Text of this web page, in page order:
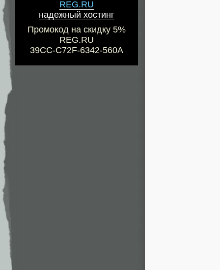
REG.RU
надежный хостинг
Промокод на скидку 5%
REG.RU
39CC-C72F-6342-560A